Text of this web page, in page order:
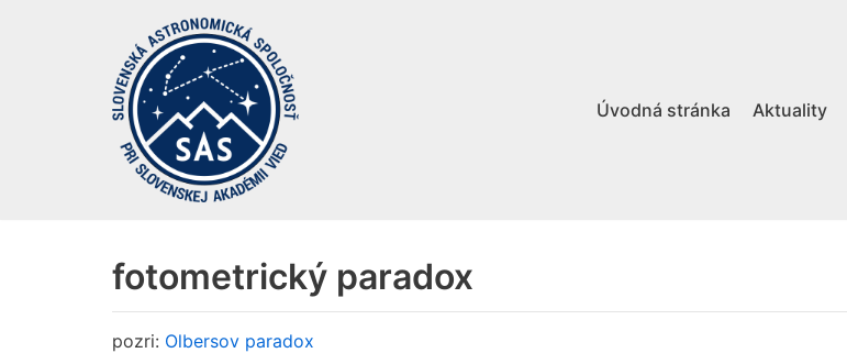
Úvodná stránka Aktuality
fotometrický paradox
pozri: Olbersov paradox